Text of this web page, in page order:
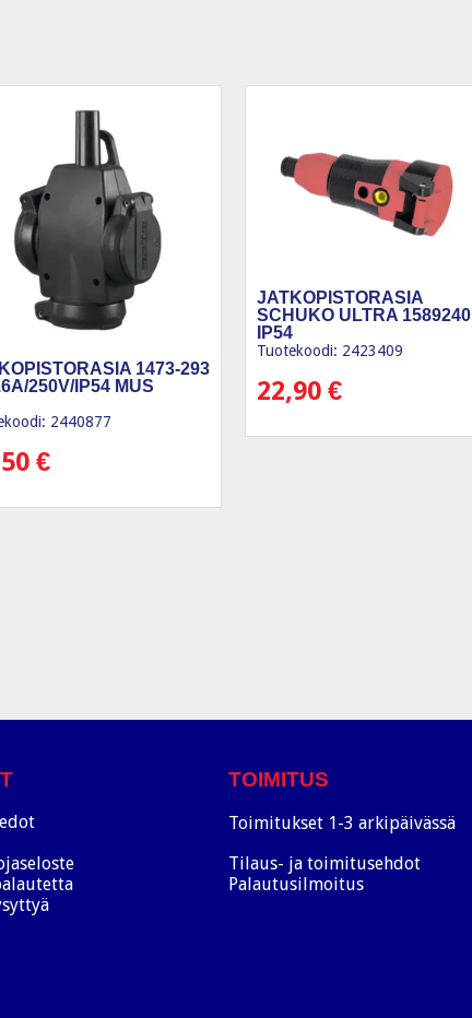
1473-293
250V/IP54 MUS
2440877
€
JATKOPISTORASIA
SCHUKO ULTRA 1589240
IP54
Tuotekoodi: 2423409
22,90€
TOIMITUS
Toimitukset 1-3 arkipäivässä
Tilaus- ja toimitusehdot
Palautusilmoitus